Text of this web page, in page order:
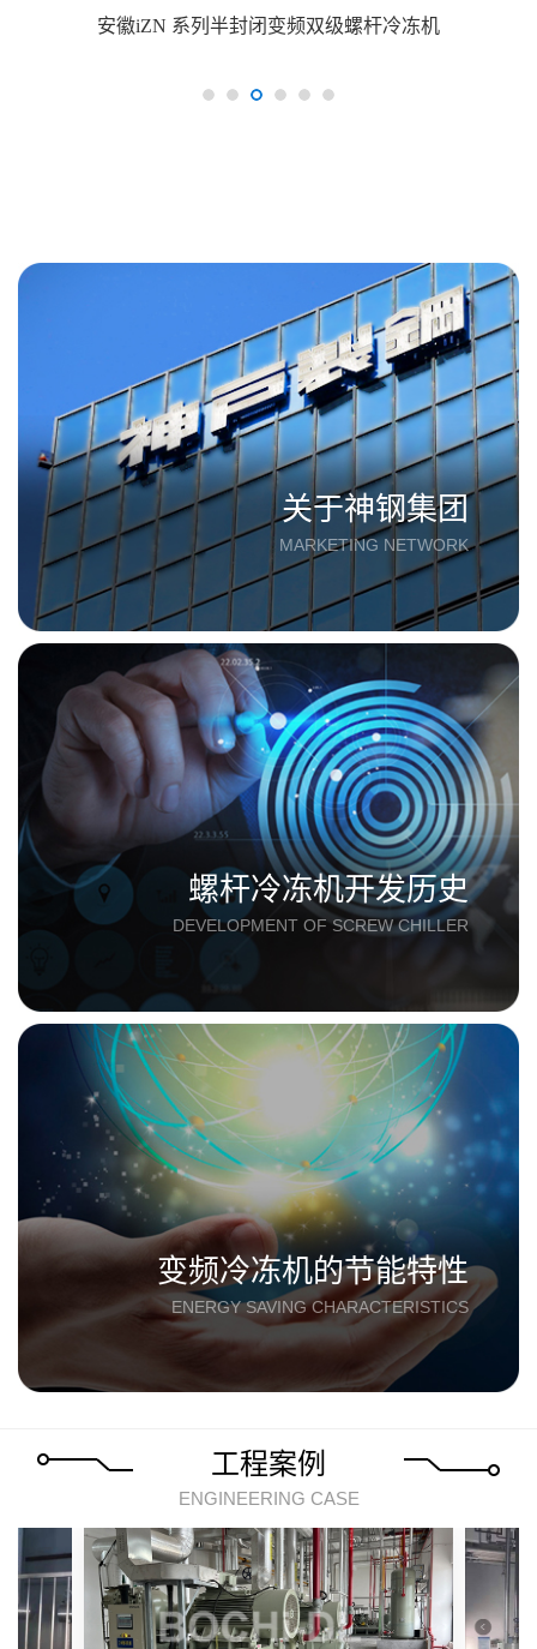
安徽iZN 系列半封闭变频双级螺杆冷冻机
关于神钢集团
MARKETING NETWORK
螺杆冷冻机开发历史
DEVELOPMENT OF SCREW CHILLER
变频冷冻机的节能特性
ENERGY SAVING CHARACTERISTICS
工程案例
ENGINEERING CASE